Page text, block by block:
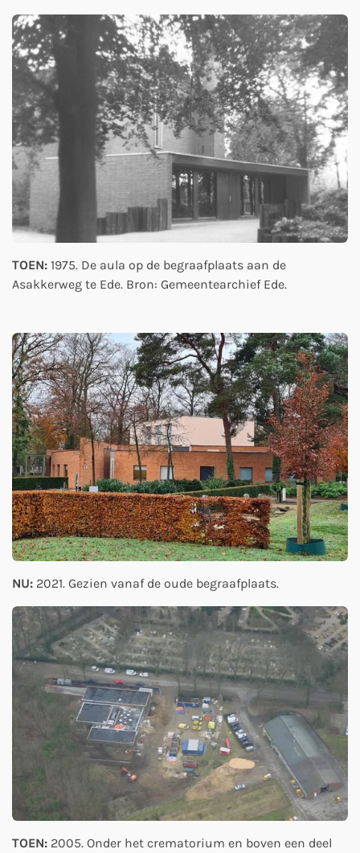
TOEN: 1975. De aula op de begraafplaats aan de
Asakkerweg te Ede. Bron: Gemeentearchief Ede.
NU: 2021. Gezien vanaf de oude begraafplaats.
TOEN: 2005. Onder het crematorium en boven een deel